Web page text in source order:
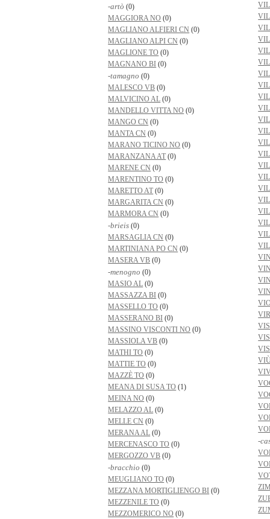
-artò (0)
MAGGIORA NO (0)
MAGLIANO ALFIERI CN (0)
MAGLIANO ALPI CN (0)
MAGLIONE TO (0)
MAGNANO BI (0)
-tamagno (0)
MALESCO VB (0)
MALVICINO AL (0)
MANDELLO VITTA NO (0)
MANGO CN (0)
MANTA CN (0)
MARANO TICINO NO (0)
MARANZANA AT (0)
MARENE CN (0)
MARENTINO TO (0)
MARETTO AT (0)
MARGARITA CN (0)
MARMORA CN (0)
-brieis (0)
MARSAGLIA CN (0)
MARTINIANA PO CN (0)
MASERA VB (0)
-menogno (0)
MASIO AL (0)
MASSAZZA BI (0)
MASSELLO TO (0)
MASSERANO BI (0)
MASSINO VISCONTI NO (0)
MASSIOLA VB (0)
MATHI TO (0)
MATTIE TO (0)
MAZZÈ TO (0)
MEANA DI SUSA TO (1)
MEINA NO (0)
MELAZZO AL (0)
MELLE CN (0)
MERANA AL (0)
MERCENASCO TO (0)
MERGOZZO VB (0)
-bracchio (0)
MEUGLIANO TO (0)
MEZZANA MORTIGLIENGO BI (0)
MEZZENILE TO (0)
MEZZOMERICO NO (0)
-